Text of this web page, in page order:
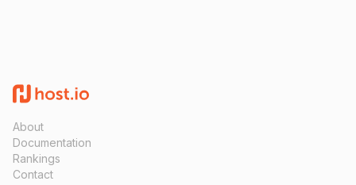
About
Documentation
Rankings
Contact